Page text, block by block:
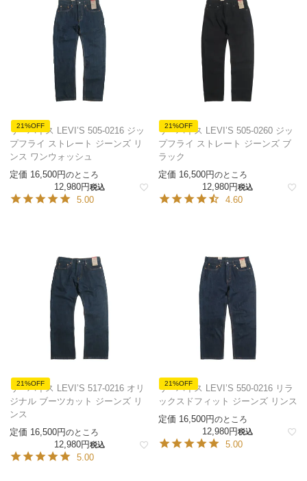
21%OFF
リーバイス LEVI’S 505-0216 ジッ
プフライ ストレート ジーンズ リ
ンス ワンウォッシュ
定価 16,500 のところ
12,980 税込
5.00
21%OFF
リーバイス LEVI’S 505-0260 ジッ
プフライ ストレート ジーンズ ブ
ラック
定価 16,500 のところ
12,980 税込
4.60
21%OFF
リーバイス LEVI’S 517-0216 オリ
ジナル ブーツカット ジーンズ リ
ンス
定価 16,500 のところ
12,980 税込
5.00
21%OFF
リーバイス LEVI’S 550-0216 リラ
ックスドフィット ジーンズ リンス
定価 16,500 のところ
12,980 税込
5.00